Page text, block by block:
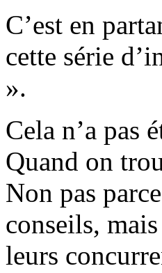
C’est en
cette série
».
Cela n’a pas
Quand on
Non pas
conseils,
leurs